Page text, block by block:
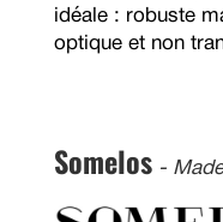
idéale : robuste
optique et non
Somelos -